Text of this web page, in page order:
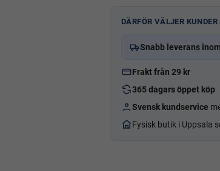
DÄRFÖR VÄLJER
Snabb leverans
Frakt från 29 kr
365 dagars öppet köp
Svensk kundservice
Fysisk butik i Uppsala